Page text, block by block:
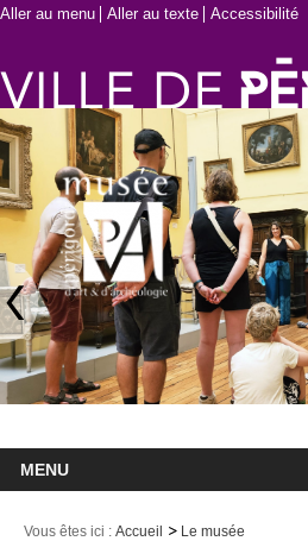
Aller au menu Aller au texte Accessibilité
MENU
Vous êtes ici : Accueil
Le musée